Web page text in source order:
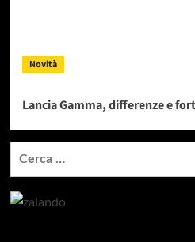
Novità
Lancia Gamma, differenze e